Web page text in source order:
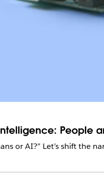
People
or AI?” Let’s shift the